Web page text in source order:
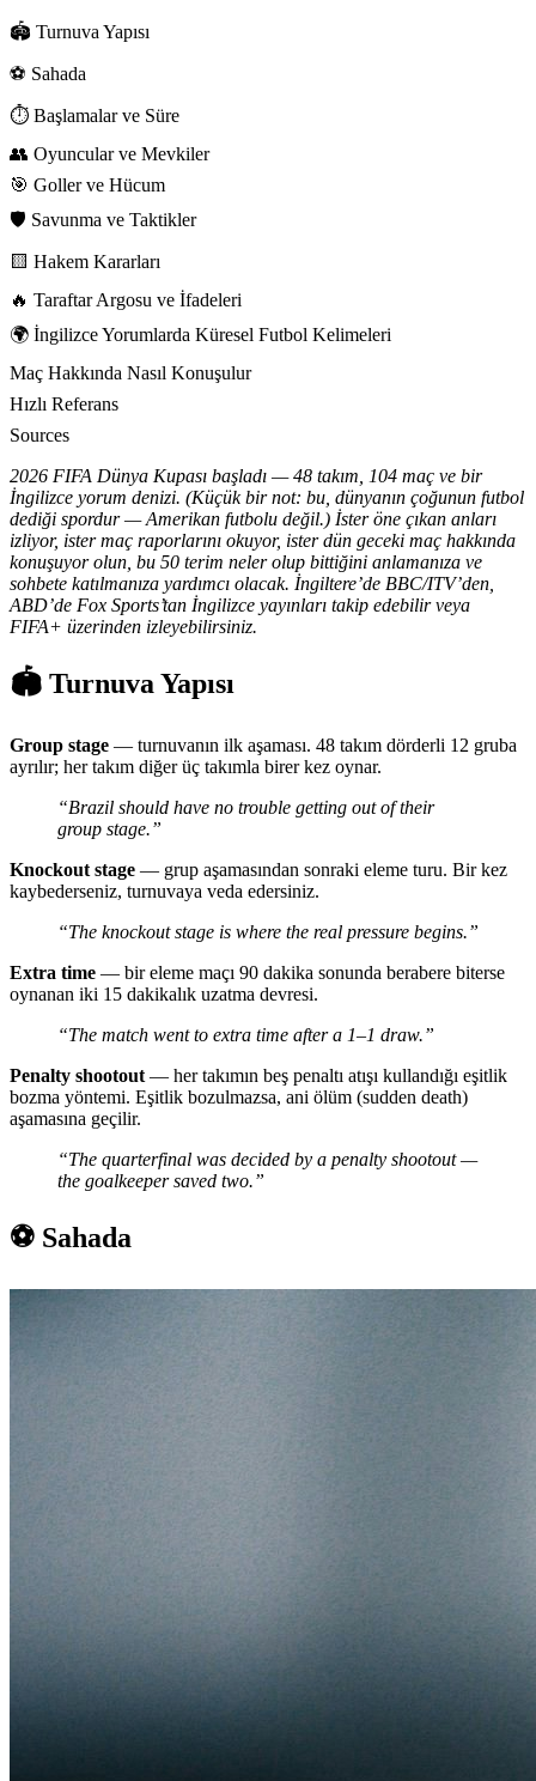
🏟️ Turnuva Yapısı
⚽ Sahada
⏱️ Başlamalar ve Süre
👥 Oyuncular ve Mevkiler
🎯 Goller ve Hücum
🛡️ Savunma ve Taktikler
🟨 Hakem Kararları
🔥 Taraftar Argosu ve İfadeleri
🌍 İngilizce Yorumlarda Küresel Futbol Kelimeleri
Maç Hakkında Nasıl Konuşulur
Hızlı Referans
Sources
2026 FIFA Dünya Kupası başladı — 48 takım, 104 maç ve bir
İngilizce yorum denizi. (Küçük bir not: bu, dünyanın çoğunun futbol
dediği spordur — Amerikan futbolu değil.) İster öne çıkan anları
izliyor, ister maç raporlarını okuyor, ister dün geceki maç hakkında
konuşuyor olun, bu 50 terim neler olup bittiğini anlamanıza ve
sohbete katılmanıza yardımcı olacak. İngiltere’de BBC/ITV’den,
ABD’de Fox Sports’tan İngilizce yayınları takip edebilir veya
FIFA+ üzerinden izleyebilirsiniz.
🏟️ Turnuva Yapısı
Group stage — turnuvanın ilk aşaması. 48 takım dörderli 12 gruba
ayrılır; her takım diğer üç takımla birer kez oynar.
“Brazil should have no trouble getting out of their
group stage.”
Knockout stage — grup aşamasından sonraki eleme turu. Bir kez
kaybederseniz, turnuvaya veda edersiniz.
“The knockout stage is where the real pressure begins.”
Extra time — bir eleme maçı 90 dakika sonunda berabere biterse
oynanan iki 15 dakikalık uzatma devresi.
“The match went to extra time after a 1–1 draw.”
Penalty shootout — her takımın beş penaltı atışı kullandığı eşitlik
bozma yöntemi. Eşitlik bozulmazsa, ani ölüm (sudden death)
aşamasına geçilir.
“The quarterfinal was decided by a penalty shootout —
the goalkeeper saved two.”
⚽ Sahada